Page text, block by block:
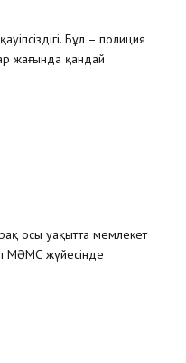
Бұл – полиция
жағында қандай
осы уақытта мемлекет
МӘМС жүйесінде